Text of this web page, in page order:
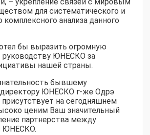
для систематического и
комплексного анализа данного
бы выразить огромную
руководству ЮНЕСКО за
нашей страны.
бывшему
директору ЮНЕСКО г-же Одрэ
присутствует на сегодняшнем
ценим Ваш значительный
партнерства между
ЮНЕСКО.